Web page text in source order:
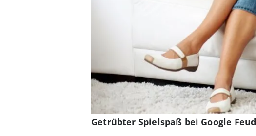
Getrübter Spielspaß bei Google Feud